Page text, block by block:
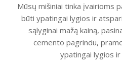
Mūsų mišiniai tinka įvairioms
būti ypatingai lygios ir
sąlyginai mažą kainą,
cemento pagrindu,
ypatingai lygios ir